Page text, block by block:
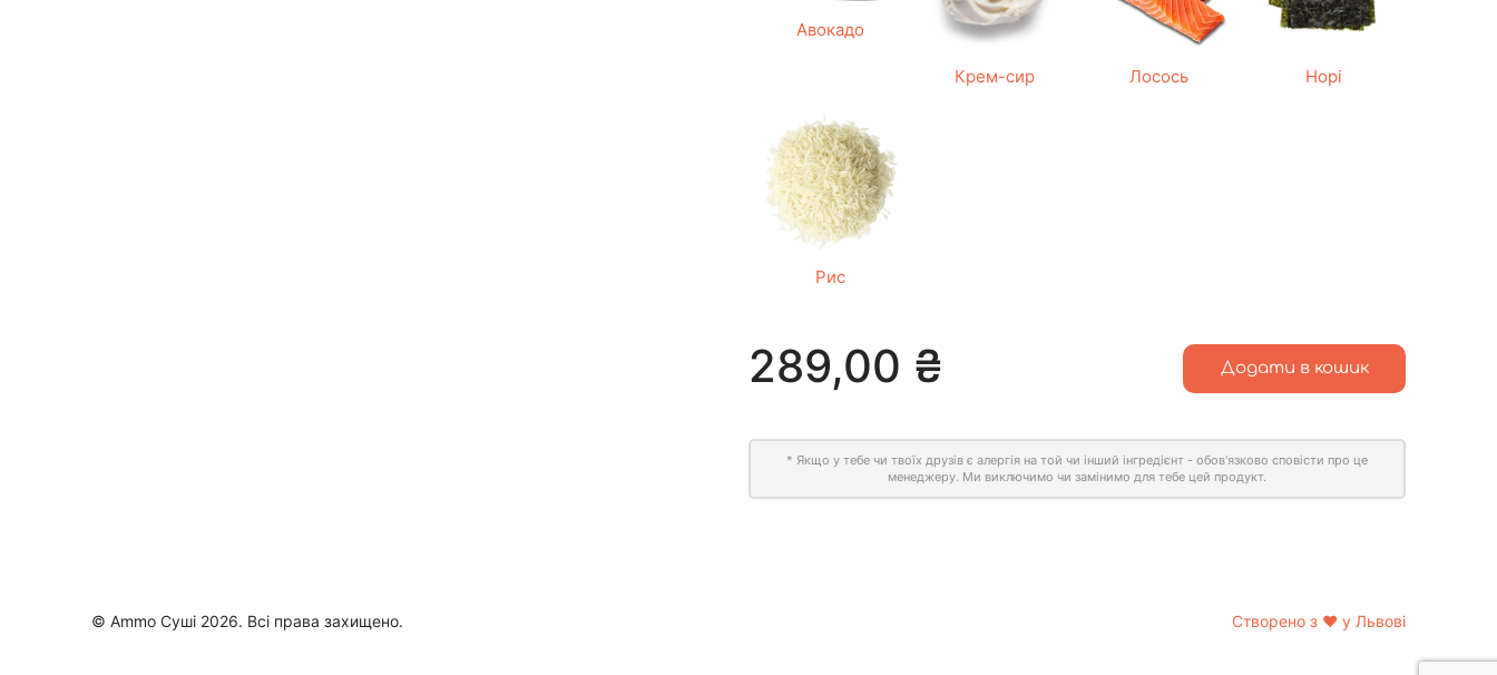
Авокадо
Крем-сир Лосось Норі
Рис
289,00 ₴ Додати в кошик
* Якщо у тебе чи твоїх друзів є алергія на той чи інший інгредієнт - обов'язково сповісти про це
менеджеру. Ми виключимо чи замінимо для тебе цей продукт.
© Ammo Суші 2026. Всі права захищено. Створено з ❤ у Львові